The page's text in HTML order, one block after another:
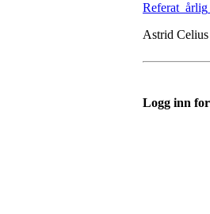
Astrid Celius
Logg inn